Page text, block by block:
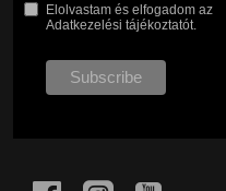
Elolvastam és elfogadom az
Adatkezelési tájékoztatót.